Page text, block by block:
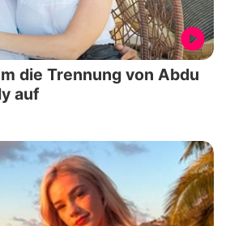
die Trennung von Abdu
auf